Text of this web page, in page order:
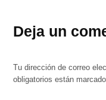
Deja un
Tu dirección de correo
obligatorios están